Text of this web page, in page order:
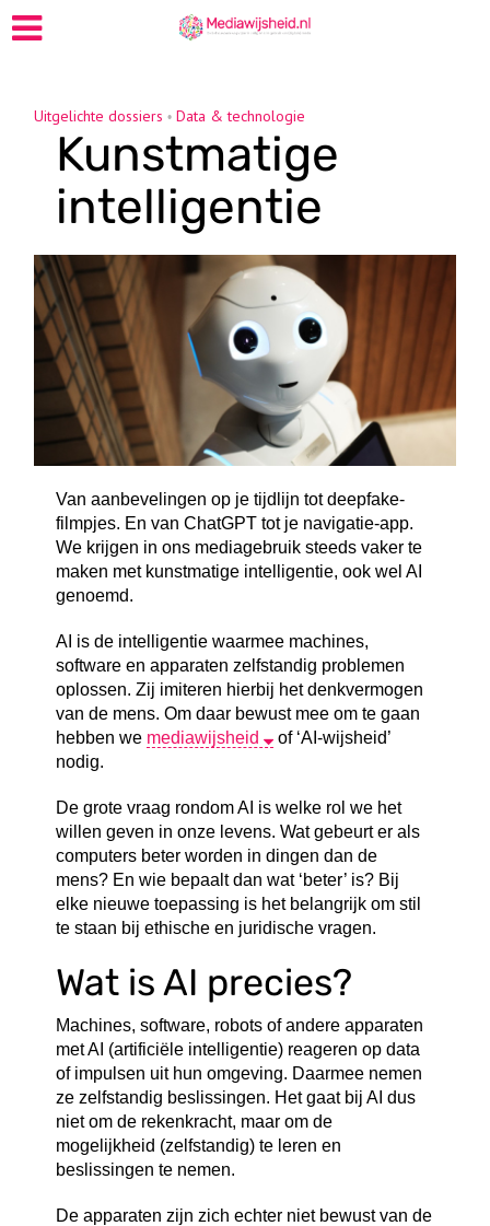
Uitgelichte dossiers • Data & technologie
Kunstmatige
intelligentie
Van aanbevelingen op je tijdlijn tot deepfake-
filmpjes. En van ChatGPT tot je navigatie-app.
We krijgen in ons mediagebruik steeds vaker te
maken met kunstmatige intelligentie, ook wel AI
genoemd.
AI is de intelligentie waarmee machines,
software en apparaten zelfstandig problemen
oplossen. Zij imiteren hierbij het denkvermogen
van de mens. Om daar bewust mee om te gaan
hebben we mediawijsheid
of ‘AI-wijsheid’
nodig.
De grote vraag rondom AI is welke rol we het
willen geven in onze levens. Wat gebeurt er als
computers beter worden in dingen dan de
mens? En wie bepaalt dan wat ‘beter’ is? Bij
elke nieuwe toepassing is het belangrijk om stil
te staan bij ethische en juridische vragen.
Wat is AI precies?
Machines, software, robots of andere apparaten
met AI (artificiële intelligentie) reageren op data
of impulsen uit hun omgeving. Daarmee nemen
ze zelfstandig beslissingen. Het gaat bij AI dus
niet om de rekenkracht, maar om de
mogelijkheid (zelfstandig) te leren en
beslissingen te nemen.
De apparaten zijn zich echter niet bewust van de